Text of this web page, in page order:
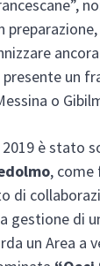
un
o
2019 è stato
, come
di
gestione di
un Area a